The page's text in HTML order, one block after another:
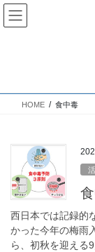
コ
ン
ス
ナ
ビ
ン
HOME 食中毒
西日本では記録的
かった今年の梅雨
ら、初秋を迎える